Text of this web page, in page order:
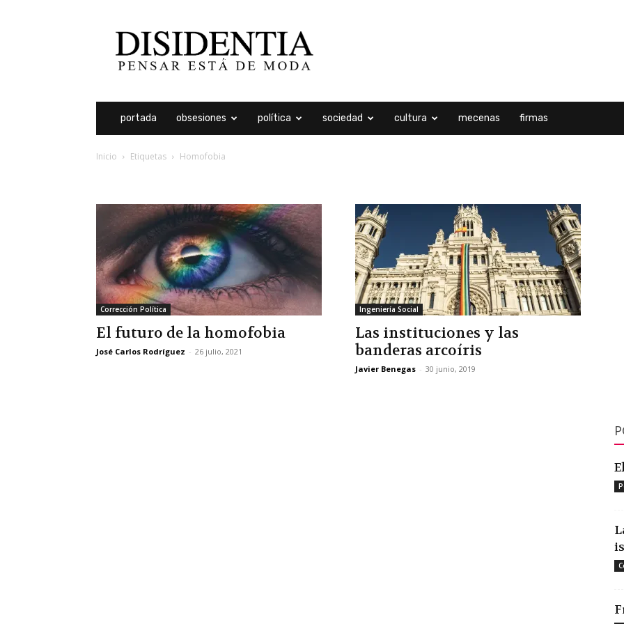
portada obsesiones política sociedad cultura mecenas firmas
Inicio Etiquetas Homofobia
Corrección Política
El futuro de la homofobia
José Carlos Rodríguez - 26 julio, 2021
Ingeniería Social
Las instituciones y las
banderas arcoíris
Javier Benegas - 30 junio, 2019